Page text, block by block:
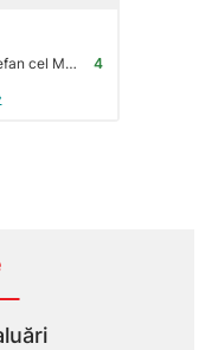
Premium Store Bucuresti - Stefan cel Mare 4